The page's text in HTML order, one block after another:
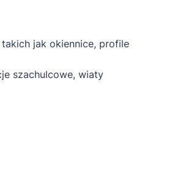
jak okiennice, profile
szachulcowe, wiaty